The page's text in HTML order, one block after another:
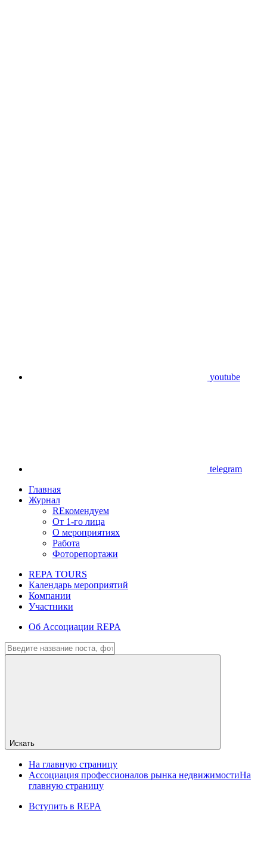
youtube
telegram
Главная
Журнал
REкомендуем
От 1-го лица
О мероприятиях
Работа
Фоторепортажи
REPA TOURS
Календарь мероприятий
Компании
Участники
Об Ассоциации REPA
Искать
На главную страницу
Ассоциация профессионалов рынка недвижимостиНа
главную страницу
Вступить в REPA